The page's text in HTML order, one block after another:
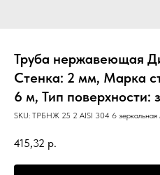
Труба нержавеющая
Стенка: 2 мм, Марка
6 м, Тип поверхности:
SKU: ТРБНЖ 25 2 AISI 304 6 зеркальная
415,32 р.